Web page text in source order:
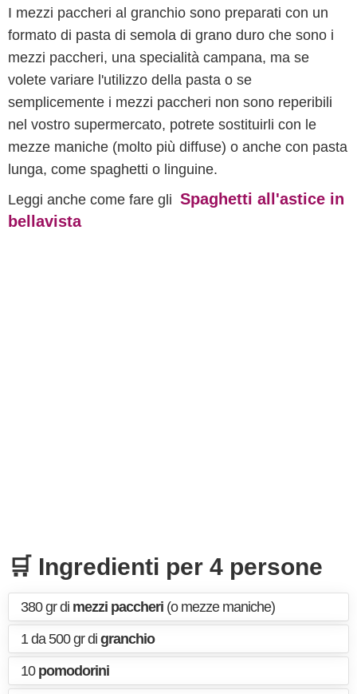
I mezzi paccheri al granchio sono preparati con un
formato di pasta di semola di grano duro che sono i
mezzi paccheri, una specialità campana, ma se
volete variare l'utilizzo della pasta o se
semplicemente i mezzi paccheri non sono reperibili
nel vostro supermercato, potrete sostituirli con le
mezze maniche (molto più diffuse) o anche con pasta
lunga, come spaghetti o linguine.
Leggi anche come fare gli Spaghetti all'astice in
bellavista
🛒 Ingredienti per 4 persone
380 gr di mezzi paccheri (o mezze maniche)
1 da 500 gr di granchio
10 pomodorini